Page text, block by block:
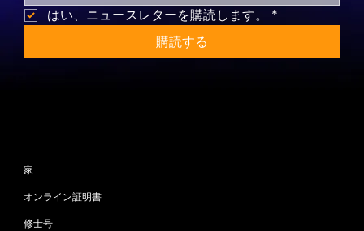
はい、ニュースレターを購読します。
*
購読する
家
オンライン証明書
修士号